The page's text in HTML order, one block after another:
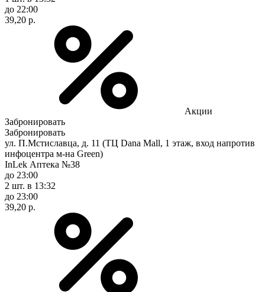
до 22:00
39,20 р.
Акции
Забронировать
Забронировать
ул. П.Мстиславца, д. 11 (ТЦ Dana Mall, 1 этаж, вход напротив
инфоцентра м-на Green)
InLek Аптека №38
до 23:00
2 шт. в 13:32
до 23:00
39,20 р.